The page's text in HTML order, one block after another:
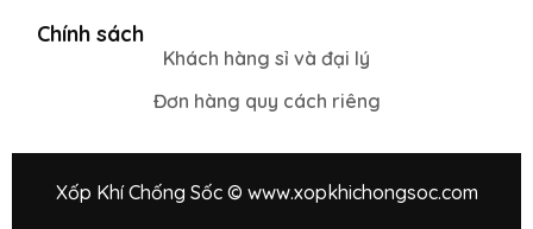
Chính sách
Khách hàng sỉ và đại lý
Đơn hàng quy cách riêng
Xốp Khí Chống Sốc © www.xopkhichongsoc.com